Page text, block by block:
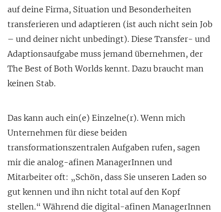
auf deine Firma, Situation und Besonderheiten
transferieren und adaptieren (ist auch nicht sein Job
– und deiner nicht unbedingt). Diese Transfer- und
Adaptionsaufgabe muss jemand übernehmen, der
The Best of Both Worlds kennt. Dazu braucht man
keinen Stab.
Das kann auch ein(e) Einzelne(r). Wenn mich
Unternehmen für diese beiden
transformationszentralen Aufgaben rufen, sagen
mir die analog-afinen ManagerInnen und
Mitarbeiter oft: „Schön, dass Sie unseren Laden so
gut kennen und ihn nicht total auf den Kopf
stellen.“ Während die digital-afinen ManagerInnen